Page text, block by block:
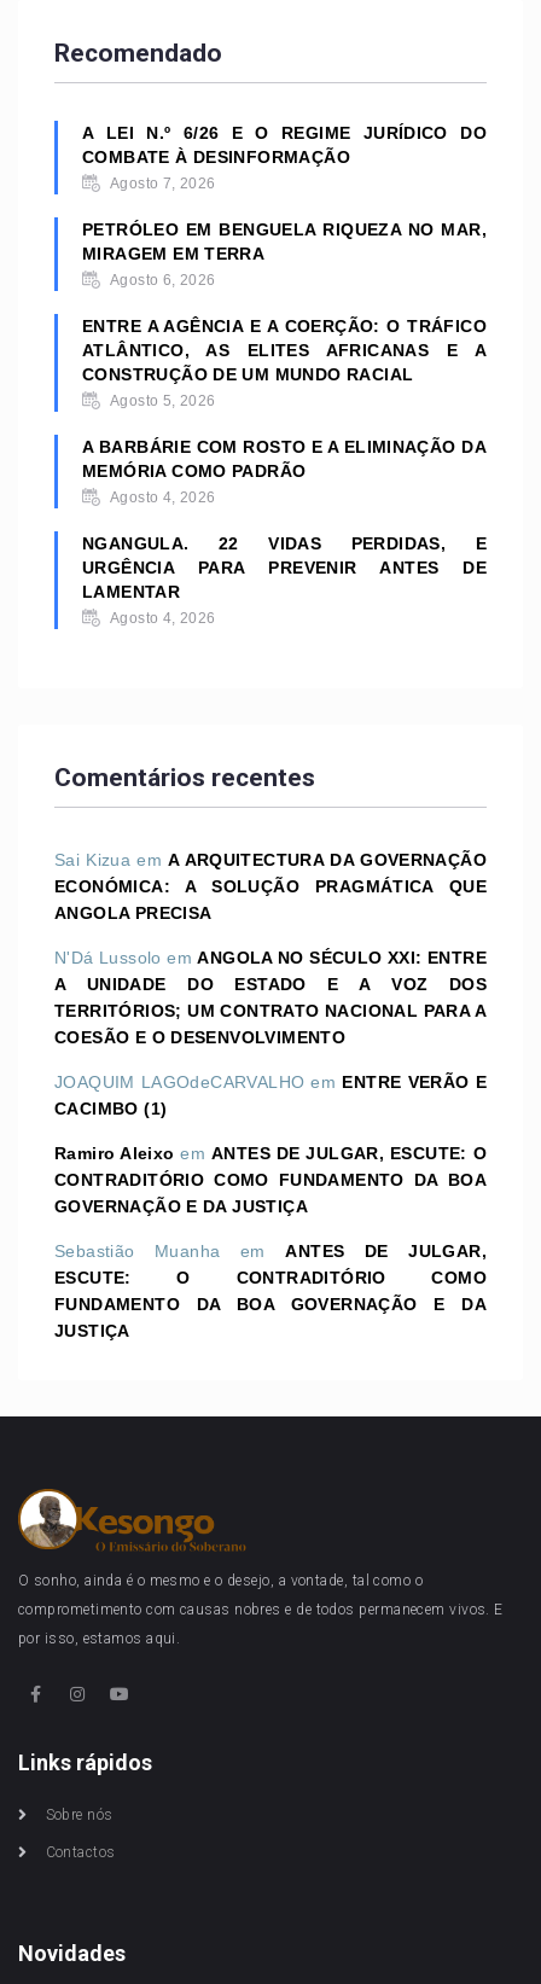
Recomendado
A LEI N.º 6/26 E O REGIME JURÍDICO DO
COMBATE À DESINFORMAÇÃO
Agosto 7, 2026
PETRÓLEO EM BENGUELA RIQUEZA NO MAR,
MIRAGEM EM TERRA
Agosto 6, 2026
ENTRE A AGÊNCIA E A COERÇÃO: O TRÁFICO
ATLÂNTICO, AS ELITES AFRICANAS E A
CONSTRUÇÃO DE UM MUNDO RACIAL
Agosto 5, 2026
A BARBÁRIE COM ROSTO E A ELIMINAÇÃO DA
MEMÓRIA COMO PADRÃO
Agosto 4, 2026
NGANGULA. 22 VIDAS PERDIDAS, E
URGÊNCIA PARA PREVENIR ANTES DE
LAMENTAR
Agosto 4, 2026
Comentários recentes
Sai Kizua emA ARQUITECTURA DA GOVERNAÇÃO
ECONÓMICA: A SOLUÇÃO PRAGMÁTICA QUE
ANGOLA PRECISA
N'Dá Lussolo emANGOLA NO SÉCULO XXI: ENTRE
A UNIDADE DO ESTADO E A VOZ DOS
TERRITÓRIOS; UM CONTRATO NACIONAL PARA A
COESÃO E O DESENVOLVIMENTO
JOAQUIM LAGOdeCARVALHO em ENTRE VERÃO E
CACIMBO (1)
Ramiro Aleixo emANTES DE JULGAR, ESCUTE: O
CONTRADITÓRIO COMO FUNDAMENTO DA BOA
GOVERNAÇÃO E DA JUSTIÇA
Sebastião Muanha emANTES DE JULGAR,
ESCUTE: O CONTRADITÓRIO COMO
FUNDAMENTO DA BOA GOVERNAÇÃO E DA
JUSTIÇA
O sonho, ainda é o mesmo e o desejo, a vontade, tal como o
comprometimento com causas nobres e de todos permanecem vivos. E
por isso, estamos aqui.
Links rápidos
Sobre nós
Contactos
Novidades